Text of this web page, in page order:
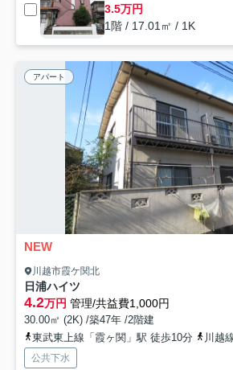
3.5万円
1階 / 17.01㎡ / 1K
アパート
NEW
川越市霞ケ関北
日浦ハイツ
4.2万円 管理/共益費1,000円
30.00㎡ (2K) /築47年 /2階建
東武東上線「霞ヶ関」駅 徒歩10分
川越
公共下水